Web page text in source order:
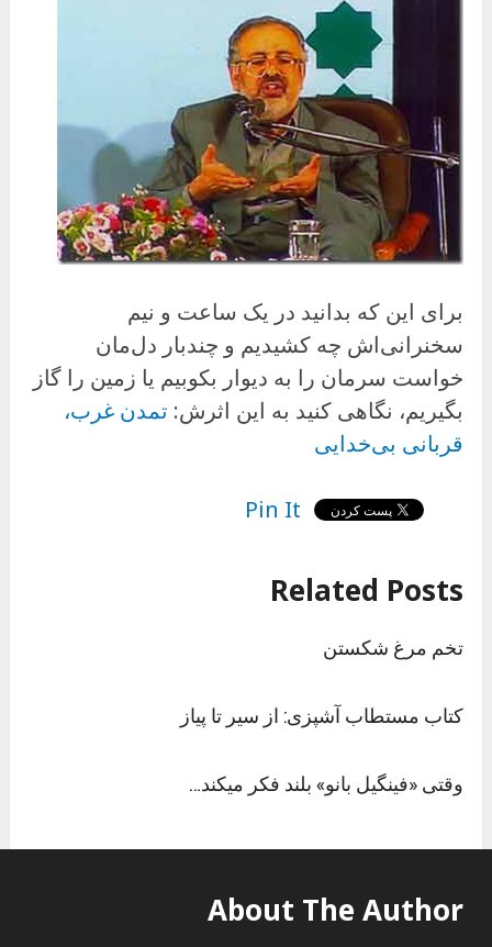
برای این که بدانید در یک ساعت و نیم
سخنرانی‌اش چه کشیدیم و چندبار دل‌مان
خواست سرمان را به دیوار بکوبیم یا زمین را گاز
بگیریم، نگاهی کنید به این اثرش: تمدن غرب،
قربانی بی‌خدایی
Pin It
Related Posts
تخم مرغ شکستن
کتاب مستطاب آشپزی: از سیر تا پیاز
وقتی «فینگیل بانو» بلند فکر میکند…
About The Author